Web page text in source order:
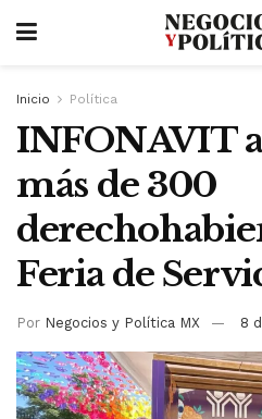
Inicio Política
INFONAVIT
más de 300
Feria de
Por Negocios y Política MX 8